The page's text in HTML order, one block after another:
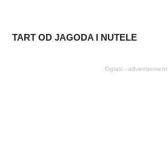
TART OD JAGODA I NUTELE
Oglasi - advertisement